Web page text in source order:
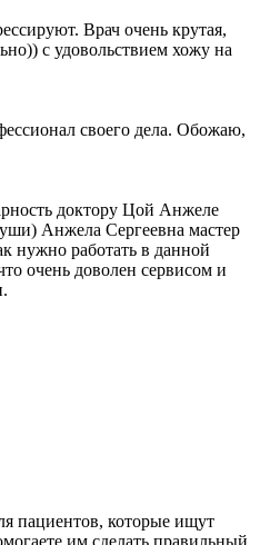
Врач очень крутая,
с удовольствием хожу на
своего дела. Обожаю,
доктору Цой Анжеле
Анжела Сергеевна мастер
нужно работать в данной
очень доволен сервисом и
пациентов, которые ищут
им сделать правильный